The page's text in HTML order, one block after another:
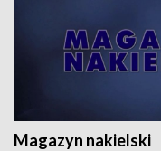
Magazyn nakielski